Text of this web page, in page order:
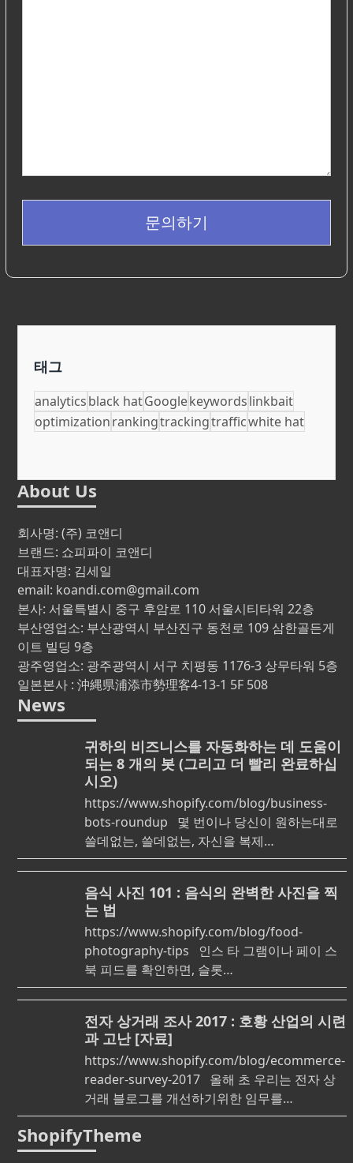
문의하기
태그
analyticsblack hatGooglekeywordslinkbait
optimizationrankingtrackingtrafficwhite hat
About Us
회사명: (주) 코앤디
브랜드: 쇼피파이 코앤디
대표자명: 김세일
email: koandi.com@gmail.com
본사: 서울특별시 중구 후암로 110 서울시티타워 22층
부산영업소: 부산광역시 부산진구 동천로 109 삼한골든게
이트 빌딩 9층
광주영업소: 광주광역시 서구 치평동 1176-3 상무타워 5층
일본본사 : 沖縄県浦添市勢理客4-13-1 5F 508
News
귀하의 비즈니스를 자동화하는 데 도움이
되는 8 개의 봇 (그리고 더 빨리 완료하십
시오)
https://www.shopify.com/blog/business-
bots-roundup 몇 번이나 당신이 원하는대로
쓸데없는, 쓸데없는, 자신을 복제…
음식 사진 101 : 음식의 완벽한 사진을 찍
는 법
https://www.shopify.com/blog/food-
photography-tips 인스 타 그램이나 페이 스
북 피드를 확인하면, 슬롯…
전자 상거래 조사 2017 : 호황 산업의 시련
과 고난 [자료]
https://www.shopify.com/blog/ecommerce-
reader-survey-2017 올해 초 우리는 전자 상
거래 블로그를 개선하기위한 임무를…
ShopifyTheme